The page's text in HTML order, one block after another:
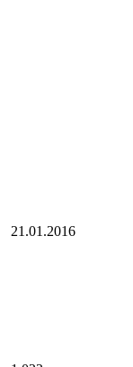
21.01.2016